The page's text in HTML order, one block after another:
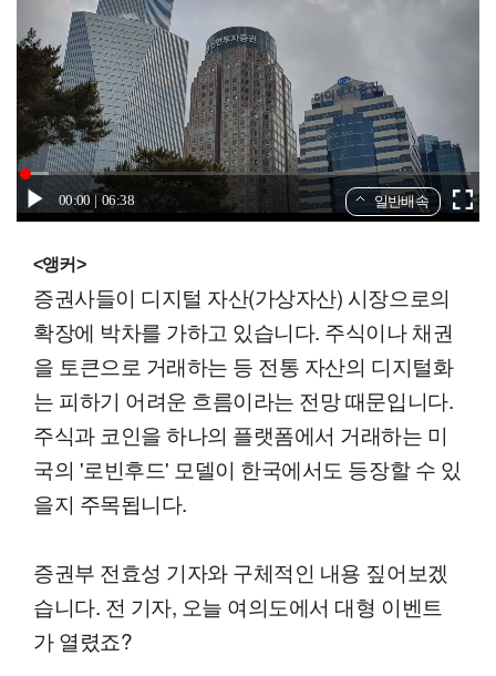
00:00 06:38 일반배속
<앵커>
증권사들이 디지털 자산(가상자산) 시장으로의
확장에 박차를 가하고 있습니다. 주식이나 채권
을 토큰으로 거래하는 등 전통 자산의 디지털화
는 피하기 어려운 흐름이라는 전망 때문입니다.
주식과 코인을 하나의 플랫폼에서 거래하는 미
국의 '로빈후드' 모델이 한국에서도 등장할 수 있
을지 주목됩니다.
증권부 전효성 기자와 구체적인 내용 짚어보겠
습니다. 전 기자, 오늘 여의도에서 대형 이벤트
가 열렸죠?